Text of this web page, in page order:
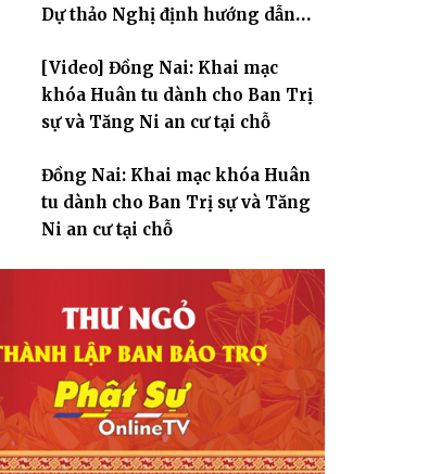
Dự thảo Nghị định hướng dẫn
giáo
[Video] Đồng Nai: Khai mạc
khóa Huân tu dành cho Ban Trị
sự và Tăng Ni an cư tại chỗ
Đồng Nai: Khai mạc khóa Huân
tu dành cho Ban Trị sự và Tăng
Ni an cư tại chỗ